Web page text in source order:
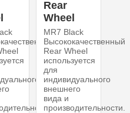
Rear
Wheel
MR7 Black
Высококачественный
Rear Wheel
используется
для
индивидуального
внешнего
вида и
производительности.